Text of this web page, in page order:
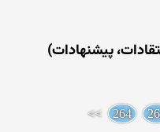
پیشنهادات)
264
>>